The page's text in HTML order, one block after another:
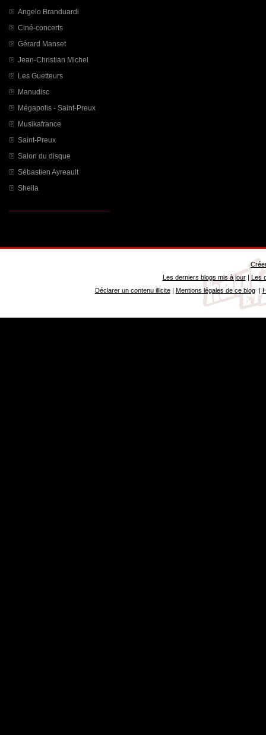
Angelo Branduardi
Ciné-concerts
Gérard Manset
Jean-Christian Michel
Les Guetteurs
Manudisc
Mégapolis - Saint-Preux
Musikafrance
Saint-Preux
Salon du disque
Sébastien Ayreault
Sheila
Les derniers blogs mis à jour| Les
Déclarer un contenu illicite| Mentions légales de ce blog|